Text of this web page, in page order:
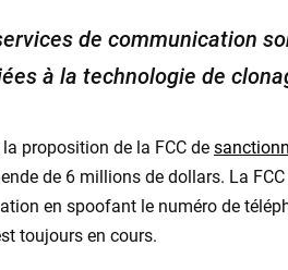
de communication
à la technologie de
proposition de la FCC de
de 6 millions de dollars. La
en spoofant le numéro de
toujours en cours.